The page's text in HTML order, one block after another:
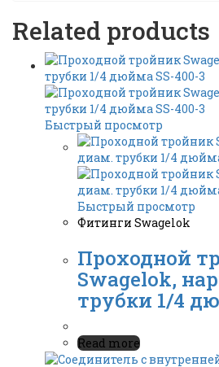
Related products
Быстрый просмотр
Быстрый просмотр
Фитинги Swagelok
Проходной
Swagelok,
трубки 1/4
Read more